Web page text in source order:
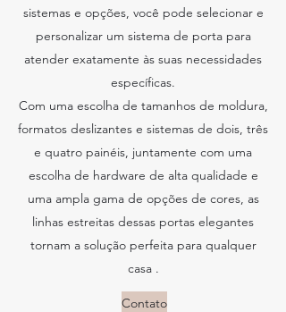
sistemas e opções, você pode selecionar e
personalizar um sistema de porta para
atender exatamente às suas necessidades
específicas.
Com uma escolha de tamanhos de moldura,
formatos deslizantes e sistemas de dois, três
e quatro painéis, juntamente com uma
escolha de hardware de alta qualidade e
uma ampla gama de opções de cores, as
linhas estreitas dessas portas elegantes
tornam a solução perfeita para qualquer
casa .
Contato